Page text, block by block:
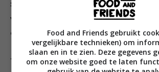
Snijd de aardbeien in kwarten en de
voeg toe. Mocht je een klein vriezertje
caravan, dan zijn ijsklontjes een heel
Tip
: bewaar de appel en aardbeien in
Food and Friends gebruikt
vergelijkbare technieken) om
slaan en in te zien. Deze gegevens
om onze website goed te laten